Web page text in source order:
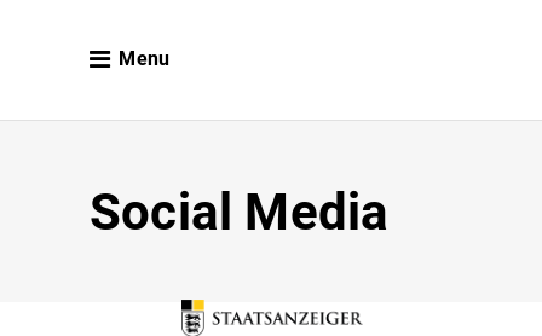
Menu
Social Media